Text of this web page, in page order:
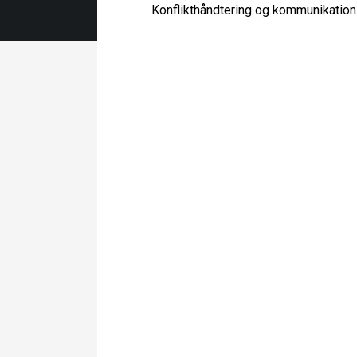
Konflikthåndtering og